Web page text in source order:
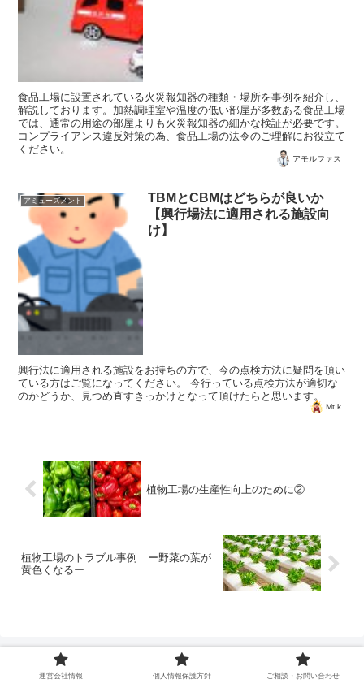
食品工場に設置されている火災報知器の種類・場所を事例を紹介し、
解説しております。加熱調理室や温度の低い部屋が多数ある食品工場
では、通常の用途の部屋よりも火災報知器の細かな検証が必要です。
コンプライアンス違反対策の為、食品工場の法令のご理解にお役立て
ください。
アモルファス
アミューズメント
TBMとCBMはどちらが良いか
【興行場法に適用される施設向
け】
興行法に適用される施設をお持ちの方で、今の点検方法に疑問を頂い
ている方はご覧になってください。 今行っている点検方法が適切な
のかどうか、見つめ直すきっかけとなって頂けたらと思います。
Mt.k
植物工場の生産性向上のために②
植物工場のトラブル事例 ー野菜の葉が
黄色くなるー
運営会社情報 個人情報保護方針 ご相談・お問い合わせ